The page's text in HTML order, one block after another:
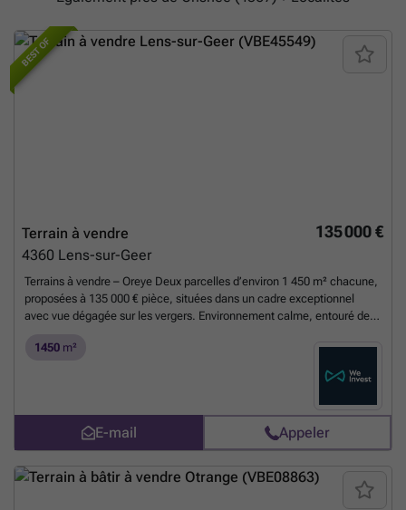
BEST OF
135 000 €
Terrain à vendre
4360 Lens-sur-Geer
Terrains à vendre – Oreye Deux parcelles d’environ 1 450 m² chacune,
proposées à 135 000 € pièce, situées dans un cadre exceptionnel
avec vue dégagée sur les vergers. Environnement calme, entouré de
réserve d’acceptation du projet par la commune. Idéal pour ceux qui
recherchent tranquillité et nature. Envie de visiter, contactez-nous:
### ou par mail ; ### . Vente sous réserve d'accord du propriétaire.
***** Pour toute demande d'évaluation GRATUITE et SANS
ENGAGEMENT, contactez votre agent immobilier local au ###
En savoir plus ?
1450 m²
E-mail Appeler